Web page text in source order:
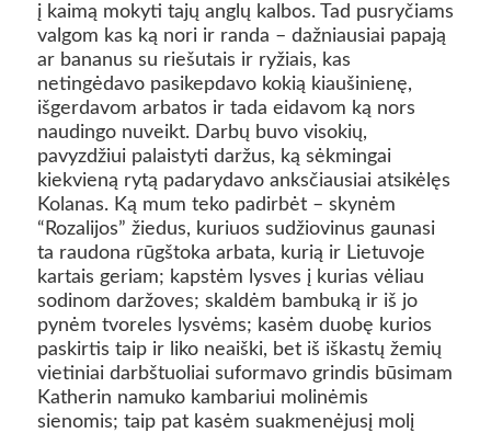
į kaimą mokyti tajų anglų kalbos. Tad pusryčiams
valgom kas ką nori ir randa – dažniausiai papają
ar bananus su riešutais ir ryžiais, kas
netingėdavo pasikepdavo kokią kiaušinienę,
išgerdavom arbatos ir tada eidavom ką nors
naudingo nuveikt. Darbų buvo visokių,
pavyzdžiui palaistyti daržus, ką sėkmingai
kiekvieną rytą padarydavo anksčiausiai atsikėlęs
Kolanas. Ką mum teko padirbėt – skynėm
“Rozalijos” žiedus, kuriuos sudžiovinus gaunasi
ta raudona rūgštoka arbata, kurią ir Lietuvoje
kartais geriam; kapstėm lysves į kurias vėliau
sodinom daržoves; skaldėm bambuką ir iš jo
pynėm tvoreles lysvėms; kasėm duobę kurios
paskirtis taip ir liko neaiški, bet iš iškastų žemių
vietiniai darbštuoliai suformavo grindis būsimam
Katherin namuko kambariui molinėmis
sienomis; taip pat kasėm suakmenėjusį molį